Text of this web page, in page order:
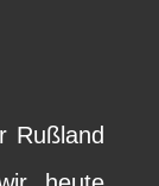
Rußland